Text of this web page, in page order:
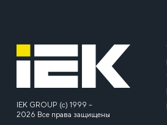
IEK GROUP (c) 1999 –
2026 Все права защищены